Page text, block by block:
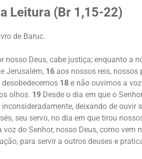
Leitura (Br 1,15-22)
de Baruc.
nosso Deus, cabe justiça; enquanto a
Jerusalém, 16 aos nossos reis, nossos
desobedecemos 18 e não ouvimos a
olhos. 19 Desde o dia em que o
deixando de ouvir
seu servo, no dia em que tirou
voz do Senhor, nosso Deus, como vem
para servir a outros deuses e